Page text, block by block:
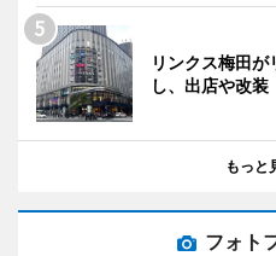
リンクス梅田
し、出店や改装
もっと
フォト